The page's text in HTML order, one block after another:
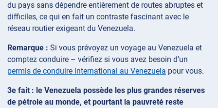
du pays sans dépendre entièrement de routes abruptes et
difficiles, ce qui en fait un contraste fascinant avec le
réseau routier exigeant du Venezuela.
Remarque : Si vous prévoyez un voyage au Venezuela et
comptez conduire – vérifiez si vous avez besoin d’un
permis de conduire international au Venezuela pour vous.
3e fait : le Venezuela possède les plus grandes réserves
de pétrole au monde, et pourtant la pauvreté reste